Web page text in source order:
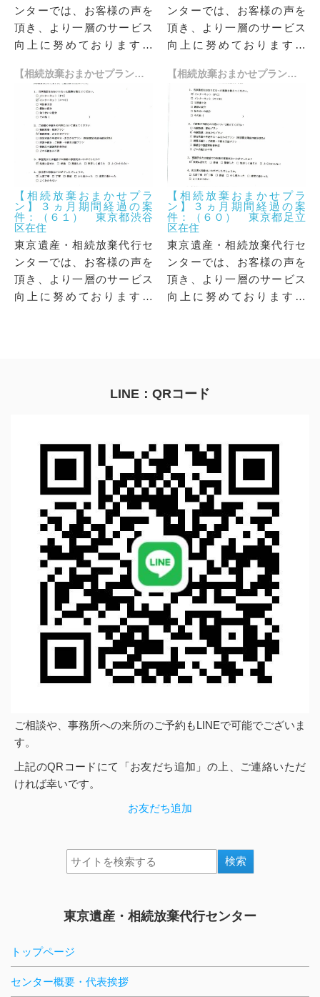
ンターでは、お客様の声を
頂き、より一層のサービス
向上に努めております。
いた方」からお寄せいただ
いた貴重なお言葉の一部を
ご紹介させていただきま
す。
ンターでは、お客様の声を
頂き、より一層のサービス
向上に努めております。
いた方」からお寄せいただ
いた貴重なお言葉の一部を
ご紹介させていただきま
【相続放棄おまかせプラン】３ヵ月期間経過の案件：（６１） 東京都渋谷区在住
【相続放棄おまかせプラ
ン】３ヵ月期間経過の案
件：（６１） 東京都渋谷
区在住
東京遺産・相続放棄代行セ
ンターでは、お客様の声を
頂き、より一層のサービス
向上に努めております。
【相続放棄おまかせプラン】３ヵ月期間経過の案件：（６０） 東京都足立区在住
【相続放棄おまかせプラ
ン】３ヵ月期間経過の案
件：（６０） 東京都足立
区在住
東京遺産・相続放棄代行セ
ンターでは、お客様の声を
頂き、より一層のサービス
向上に努めております。
LINE：QRコード
ご相談や、事務所への来所のご予約もLINEで可能でございま
す。
上記のQRコードにて「お友だち追加」の上、ご連絡いただ
ければ幸いです。
お友だち追加
東京遺産・相続放棄代行センター
トップページ
センター概要・代表挨拶